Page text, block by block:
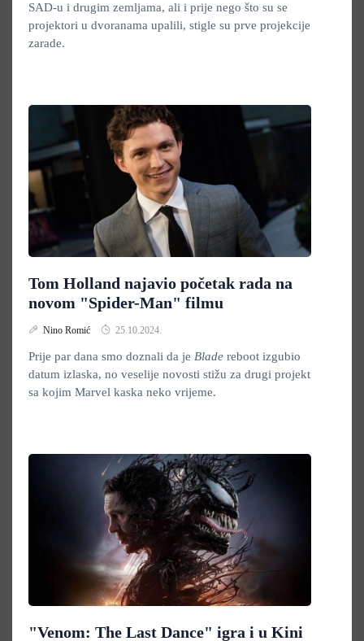
SAD-u i drugim zemljama, ali i prije nego što su se
projektori u dvoranama upalili, stigle su prve projekcije
zarade.
Tom Holland najavio početak rada na
novom "Spider-Man" filmu
Nino Romić 25.10.2024.
Prije par dana smo doznali da je Blade reboot izgubio
datum izlaska, no veselije novosti stižu za drugi projekt
sa kojim Marvel kaska neko vrijeme.
"Venom: The Last Dance" igra i u Kini